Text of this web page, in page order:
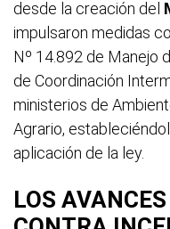
desde la creación del
impulsaron medidas
Nº 14.892 de Manejo
de Coordinación
ministerios de
Agrario,
aplicación de la ley.
LOS